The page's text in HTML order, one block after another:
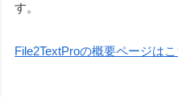
す。
File2TextProの概要ページは